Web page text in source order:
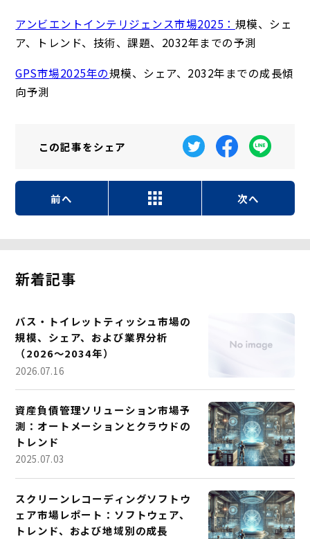
アンビエントインテリジェンス市場2025： 規模、シェ
ア、トレンド、技術、課題、2032年までの予測
GPS市場2025年の規模、シェア、2032年までの成長傾
向予測
この記事をシェア
前へ 次へ
新着記事
バス・トイレットティッシュ市場の
規模、シェア、および業界分析
（2026～2034年）
2026.07.16
資産負債管理ソリューション市場予
測：オートメーションとクラウドの
トレンド
2025.07.03
スクリーンレコーディングソフトウ
ェア市場レポート：ソフトウェア、
トレンド、および地域別の成長